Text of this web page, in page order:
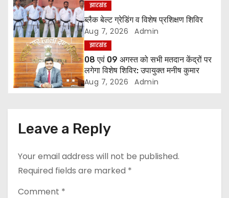
i
g
a
t
o
n
झारखंड
ब्लैक बेल्ट ग्रेडिंग व विशेष प्रशिक्षण शिविर
Aug 7, 2026 Admin
झारखंड
08 एवं 09 अगस्त को सभी मतदान केंद्रों पर
लगेगा विशेष शिविर: उपायुक्त मनीष कुमार
Aug 7, 2026 Admin
Leave a Reply
Your email address will not be published.
Required fields are marked *
Comment *